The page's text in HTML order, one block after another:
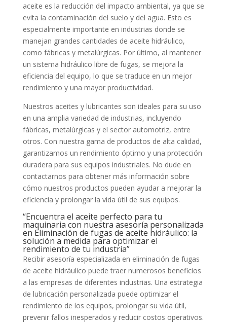
aceite es la reducción del impacto ambiental, ya que se
evita la contaminación del suelo y del agua. Esto es
especialmente importante en industrias donde se
manejan grandes cantidades de aceite hidráulico,
como fábricas y metalúrgicas. Por último, al mantener
un sistema hidráulico libre de fugas, se mejora la
eficiencia del equipo, lo que se traduce en un mejor
rendimiento y una mayor productividad.
Nuestros aceites y lubricantes son ideales para su uso
en una amplia variedad de industrias, incluyendo
fábricas, metalúrgicas y el sector automotriz, entre
otros. Con nuestra gama de productos de alta calidad,
garantizamos un rendimiento óptimo y una protección
duradera para sus equipos industriales. No dude en
contactarnos para obtener más información sobre
cómo nuestros productos pueden ayudar a mejorar la
eficiencia y prolongar la vida útil de sus equipos.
“Encuentra el aceite perfecto para tu
maquinaria con nuestra asesoría personalizada
en Eliminación de fugas de aceite hidráulico: la
solución a medida para optimizar el
rendimiento de tu industria”
Recibir asesoría especializada en eliminación de fugas
de aceite hidráulico puede traer numerosos beneficios
a las empresas de diferentes industrias. Una estrategia
de lubricación personalizada puede optimizar el
rendimiento de los equipos, prolongar su vida útil,
prevenir fallos inesperados y reducir costos operativos.